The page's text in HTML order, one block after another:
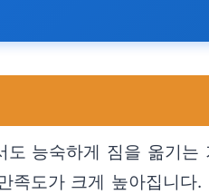
능숙하게 짐을 옮기는
족도가 크게 높아집니다.